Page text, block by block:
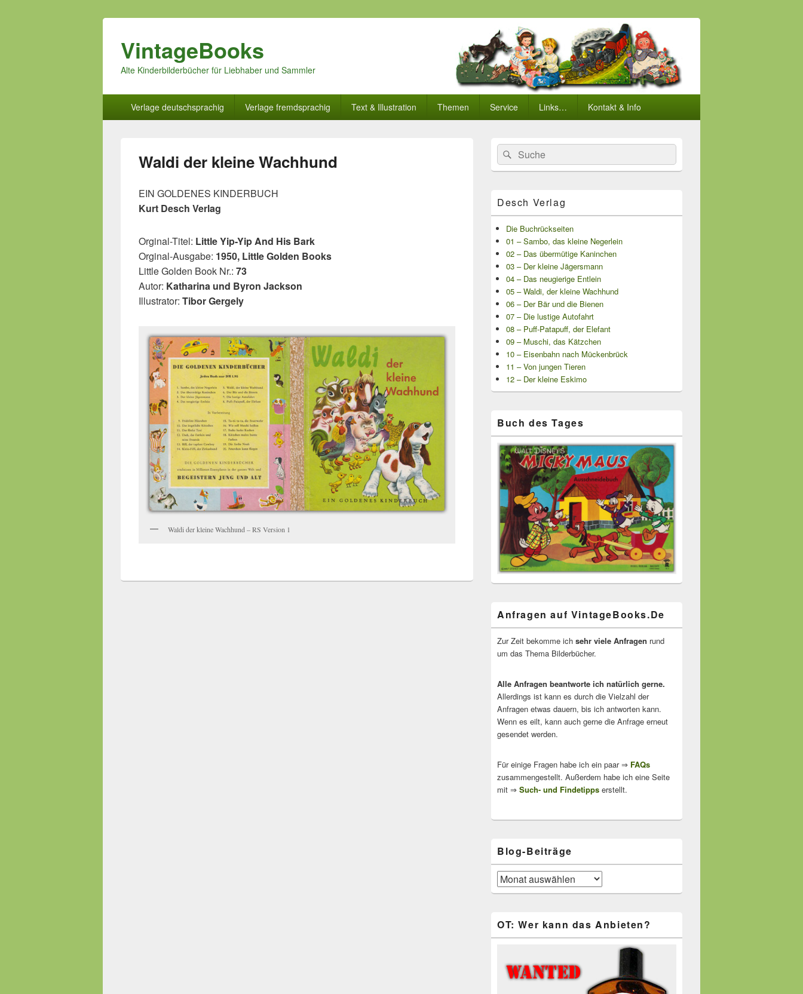
VintageBooks
Alte Kinderbilderbücher für Liebhaber und Sammler
Verlage deutschsprachig Verlage fremdsprachig Text & Illustration Themen Service Links… Kontakt & Info
Waldi der kleine Wachhund
EIN GOLDENES KINDERBUCH
Kurt Desch Verlag
Orginal-Titel: Little Yip-Yip And His Bark
Orginal-Ausgabe: 1950, Little Golden Books
Little Golden Book Nr.: 73
Autor: Katharina und Byron Jackson
Illustrator: Tibor Gergely
Waldi der kleine Wachhund – RS Version 1
Primärer
Seitenleisten
Widget-
Bereich
Search
for:
Suche
Desch Verlag
Die Buchrückseiten
01 – Sambo, das kleine Negerlein
02 – Das übermütige Kaninchen
03 – Der kleine Jägersmann
04 – Das neugierige Entlein
05 – Waldi, der kleine Wachhund
06 – Der Bär und die Bienen
07 – Die lustige Autofahrt
08 – Puff-Patapuff, der Elefant
09 – Muschi, das Kätzchen
10 – Eisenbahn nach Mückenbrück
11 – Von jungen Tieren
12 – Der kleine Eskimo
Buch des Tages
Anfragen auf VintageBooks.De
Zur Zeit bekomme ich sehr viele Anfragen rund
um das Thema Bilderbücher.
Alle Anfragen beantworte ich natürlich gerne.
Allerdings ist kann es durch die Vielzahl der
Anfragen etwas dauern, bis ich antworten kann.
Wenn es eilt, kann auch gerne die Anfrage erneut
gesendet werden.
Für einige Fragen habe ich ein paar ⇒ FAQs
zusammengestellt. Außerdem habe ich eine Seite
mit ⇒ Such- und Findetipps erstellt.
Blog-Beiträge
Blog-
Beiträge
OT: Wer kann das Anbieten?